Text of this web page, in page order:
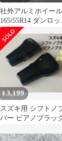
社外アルミホイール
165/55R14 ダンロッ
エナセーブ EC204 4
¥3,199
スズキ用 シフトノ
バー ピアノブラッ
送料無料